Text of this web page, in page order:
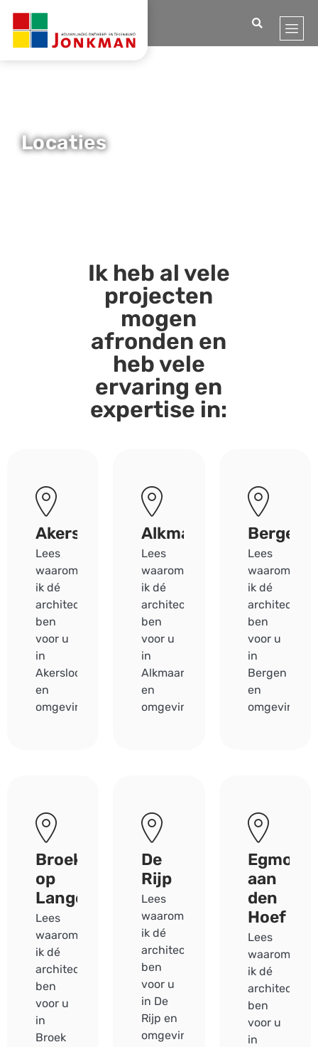
Locaties
Ik heb al vele
projecten
mogen
afronden en
heb vele
ervaring en
expertise in:
Akersloot
Lees
waarom
ik dé
architect
ben
voor u
in
Akersloot
en
omgeving.
Alkmaar
Lees
waarom
ik dé
architect
ben
voor u
in
Alkmaar
en
omgeving.
Bergen
Lees
waarom
ik dé
architect
ben
voor u
in
Bergen
en
omgeving.
Broek
op
Langedijk
Lees
waarom
ik dé
architect
ben
voor u
in
Broek
De
Rijp
Lees
waarom
ik dé
architect
ben
voor u
in De
Rijp en
omgeving.
Egmond
aan
den
Hoef
Lees
waarom
ik dé
architect
ben
voor u
in